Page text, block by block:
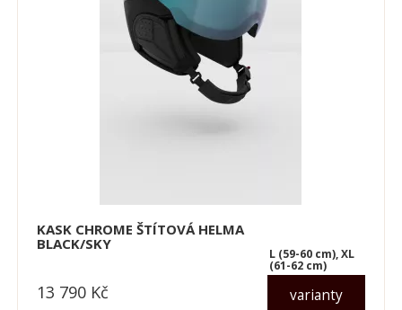
KASK CHROME ŠTÍTOVÁ HELMA
BLACK/SKY
varianty
L (59-60 cm), XL
(61-62 cm)
13 790 Kč